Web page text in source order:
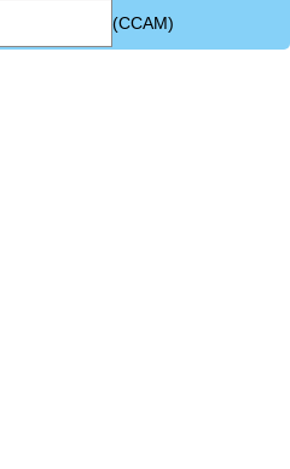
(CCAM)